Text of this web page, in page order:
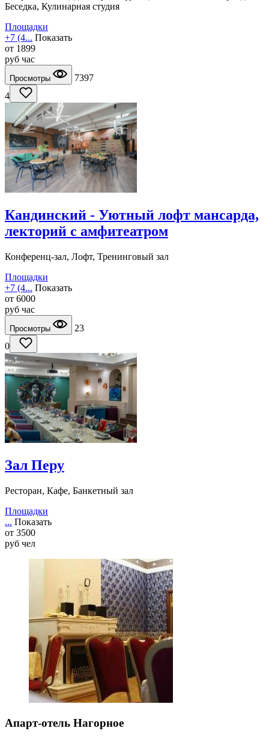
Беседка, Кулинарная студия
Площадки
+7 (4... Показать
от 1899
руб час
Просмотры
7397
4
Кандинский - Уютный лофт мансарда,
лекторий с амфитеатром
Конференц-зал, Лофт, Тренинговый зал
Площадки
+7 (4... Показать
от 6000
руб час
Просмотры
23
0
Зал Перу
Ресторан, Кафе, Банкетный зал
Площадки
... Показать
от 3500
руб чел
Апарт-отель Нагорное